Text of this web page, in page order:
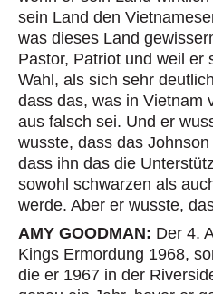
sein Land den
was dieses Land
Pastor, Patriot und weil er
Wahl, als sich sehr
dass das, was in Vietnam
aus falsch sei. Und er
wusste, dass das
dass ihn das die
sowohl schwarzen als
werde. Aber er wusste,
AMY GOODMAN: Der 4.
Kings Ermordung 1968,
die er 1967 in der